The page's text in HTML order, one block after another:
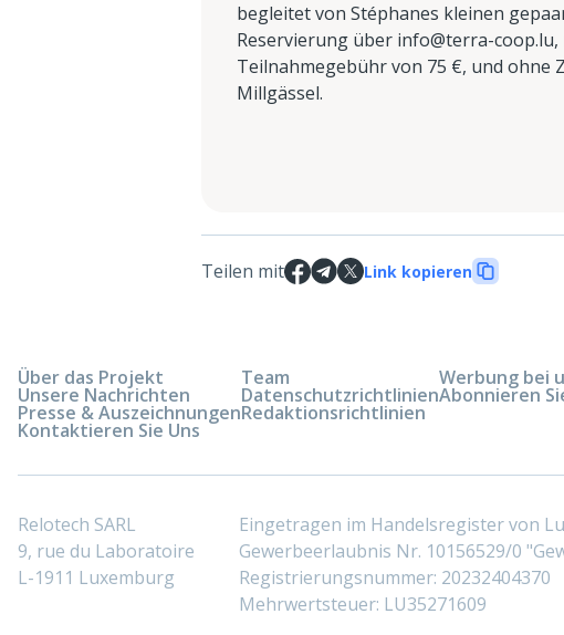
begleitet von Stéphanes kleinen
Reservierung über info@terra-
Teilnahmegebühr von 75 €, und ohne
Millgässel.
Teilen mit Link kopieren
Über das Projekt
Unsere Nachrichten
Presse & Auszeichnungen
Kontaktieren Sie Uns
Team
Datenschutzrichtlinien
Redaktionsrichtlinien
Werbung bei
Abonnieren
Relotech SARL
9, rue du Laboratoire
L-1911 Luxemburg
Eingetragen im Handelsregister von
Gewerbeerlaubnis Nr. 10156529/0
Registrierungsnummer: 20232404370
Mehrwertsteuer: LU35271609